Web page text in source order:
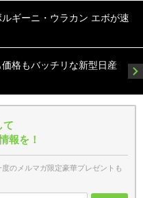
ギーニ・ウラカン エボが速
格もバッチリな新型日産
て
報を！
のメルマガ限定豪華プレゼントも